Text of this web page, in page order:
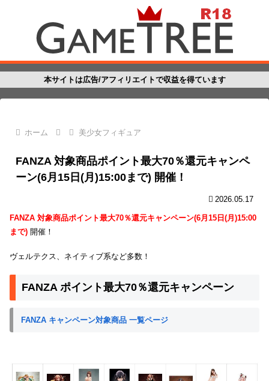
本サイトは広告/アフィリエイトで収益を得ています
ホーム 美少女フィギュア
FANZA 対象商品ポイント最大70％還元キャンペ
ーン(6月15日(月)15:00まで) 開催！
2026.05.17
FANZA 対象商品ポイント最大70％還元キャンペーン(6月15日(月)15:00
まで) 開催！
ヴェルテクス、ネイティブ系など多数！
FANZA ポイント最大70％還元キャンペーン
FANZA キャンペーン対象商品 一覧ページ